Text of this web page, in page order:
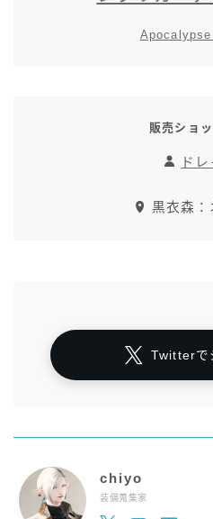
販売ショ
ド
黒衣森：
Twitterで
chiyo
装備蒐集家